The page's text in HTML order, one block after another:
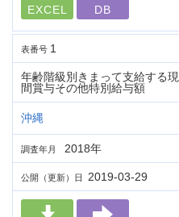
EXCEL DB
表番号 1
年齢階級別きまって支給する
間賞与その他特別給与額
沖縄
調査年月 2018年
公開（更新）日 2019-03-29